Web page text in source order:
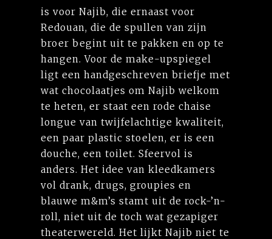
is voor Najib, die ernaast voor
Redouan, die de spullen van zijn
broer begint uit te pakken en op te
hangen. Voor de make-upspiegel
ligt een handgeschreven briefje met
wat chocolaatjes om Najib welkom
te heten, er staat een rode chaise
longue van twijfelachtige kwaliteit,
een paar plastic stoelen, er is een
douche, een toilet. Sfeervol is
anders. Het idee van kleedkamers
vol drank, drugs, groupies en
blauwe m&m’s stamt uit de rock-’n-
roll, niet uit de toch wat gezapiger
theaterwereld. Het lijkt Najib niet te